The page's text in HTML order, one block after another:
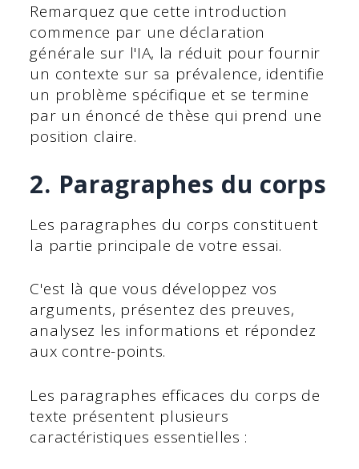
Remarquez que cette introduction
commence par une déclaration
générale sur l'IA, la réduit pour fournir
un contexte sur sa prévalence, identifie
un problème spécifique et se termine
par un énoncé de thèse qui prend une
position claire.
2. Paragraphes du corps
Les paragraphes du corps constituent
la partie principale de votre essai.
C'est là que vous développez vos
arguments, présentez des preuves,
analysez les informations et répondez
aux contre-points.
Les paragraphes efficaces du corps de
texte présentent plusieurs
caractéristiques essentielles :